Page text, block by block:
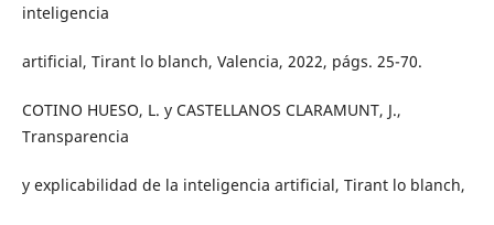
inteligencia
artificial, Tirant lo blanch, Valencia, 2022, págs. 25-70.
COTINO HUESO, L. y CASTELLANOS CLARAMUNT, J.,
Transparencia
y explicabilidad de la inteligencia artificial, Tirant lo blanch,